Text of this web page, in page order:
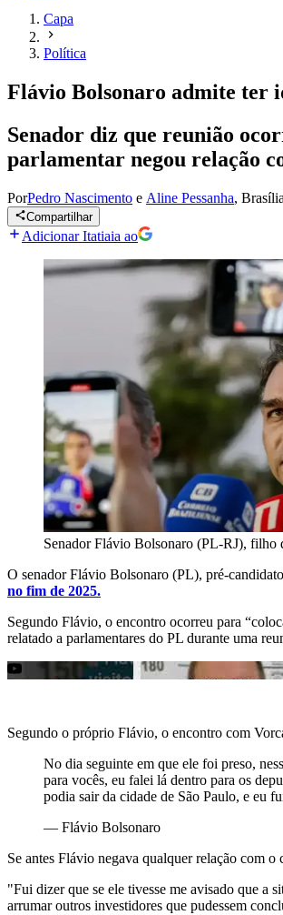
Capa
Política
Flávio Bolsonaro admite ter
Senador diz que reunião
parlamentar negou relação
PorPedro Nascimento e Aline Pessanha, Brasília
Compartilhar
Adicionar Itatiaia ao
Senador Flávio Bolsonaro (PL-RJ), filho
O senador Flávio Bolsonaro (PL), pré-
no fim de 2025.
Segundo Flávio, o encontro ocorreu para
relatado a parlamentares do PL durante uma
Segundo o próprio Flávio, o encontro com
No dia seguinte em que ele foi preso,
para vocês, eu falei lá dentro para os
podia sair da cidade de São Paulo, e eu
— Flávio Bolsonaro
Se antes Flávio negava qualquer relação com
"Fui dizer que se ele tivesse me avisado que a
arrumar outros investidores que pudessem